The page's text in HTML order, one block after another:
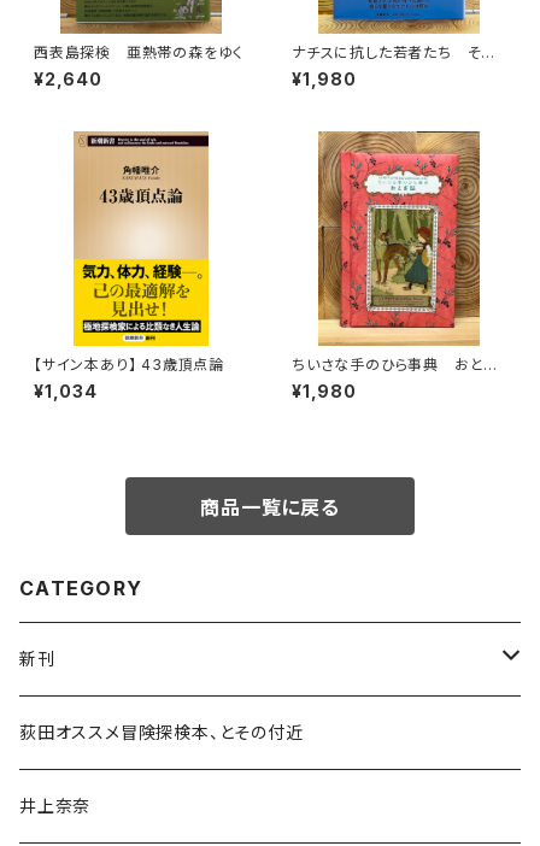
西表島探検 亜熱帯の森をゆく
¥2,640
ナチスに抗した若者たち その
生き方を問う
¥1,980
【サイン本あり】 43歳頂点論
¥1,034
ちいさな手のひら事典 おとぎ
話
¥1,980
商品一覧に戻る
CATEGORY
新刊
和書
文学・小説・物語
荻田オススメ冒険探検本、とその付近
井上奈奈